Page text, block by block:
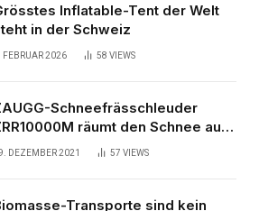
Inflatable-Tent der Welt
in der Schweiz
FEBRUAR 2026 58 VIEWS
Schneefrässchleuder
räumt den Schnee auf
Gleisen
DEZEMBER 2021 57 VIEWS
Transporte sind kein